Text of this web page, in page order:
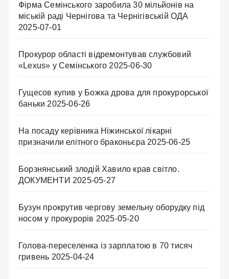
Фірма Семінського заробила 30 мільйонів на
міській раді Чернігова та Чернігівській ОДА
2025-07-01
Прокурор області відремонтував службовий
«Lexus» у Семінського 2025-06-30
Гущесов купив у Божка дрова для прокурорської
баньки 2025-06-26
На посаду керівника Ніжинської лікарні
призначили елітного браконьєра 2025-06-25
Борзнянський злодій Хавило крав світло.
ДОКУМЕНТИ 2025-05-27
Бузун прокрутив чергову земельну оборудку під
носом у прокурорів 2025-05-20
Голова-переселенка із зарплатою в 70 тисяч
гривень 2025-04-24